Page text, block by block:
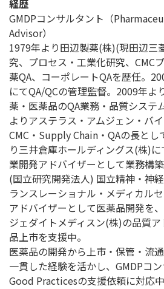
経歴
GMDPコンサルタント（
Advisor）
1979年より田辺製薬(株)(現田辺三
究、プロセス・工業化研究、CMC
薬QA、コーポレートQAを歴任。
にてQA/QCの管理監督。2009年よ
薬・医薬品のQA業務・品質システ
よりアステラス・アムジェン・バ
CMC・Supply Chain・QAの長とし
り三井倉庫ホールディングス(株)
業開発アドバイザーとして業務構
(国立研究開発法人) 国立精神・神
ランスレーショナル・メディカル
アドバイザーとして医薬品開発を
ジェダイトメディスン(株)の品質
品上市を支援中。
医薬品の開発から上市・保管・流
一貫した経験を活かし、GMDPコ
Good Practicesの支援依頼に対応中